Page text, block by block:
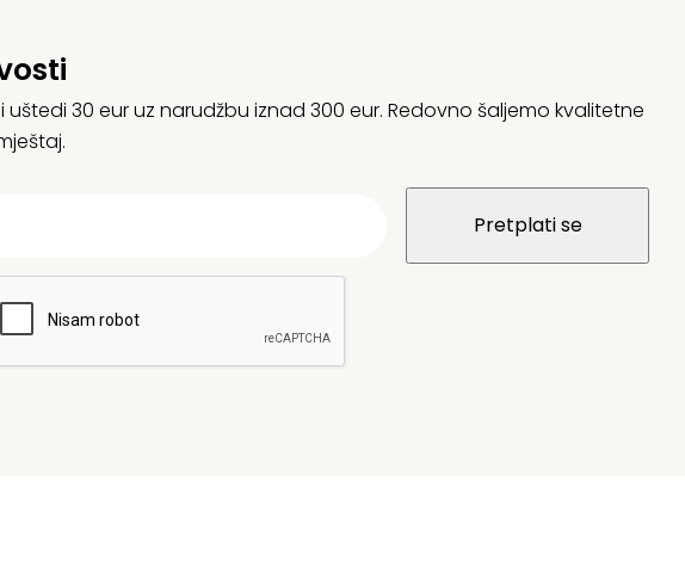
uštedi 30 eur uz narudžbu iznad 300 eur. Redovno šaljemo kvalitetne